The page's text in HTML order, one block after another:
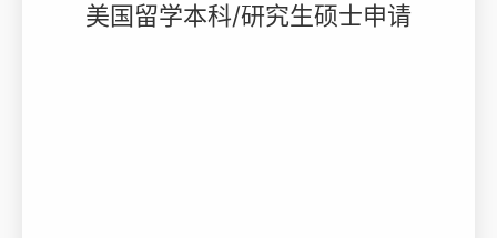
美国留学本科/研究生硕士申请